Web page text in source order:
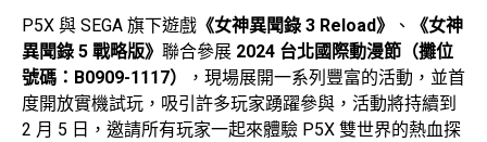
P5X 與 SEGA 旗下遊戲 《女神異聞錄 3 Reload》 、
《女神
異聞錄 5 戰略版》 聯合參展 2024 台北國際動漫節（攤位
號碼：B0909-1117）
，現場展開一系列豐富的活動，並首
度開放實機試玩，吸引許多玩家踴躍參與，活動將持續到
2 月 5 日，邀請所有玩家一起來體驗 P5X 雙世界的熱血探